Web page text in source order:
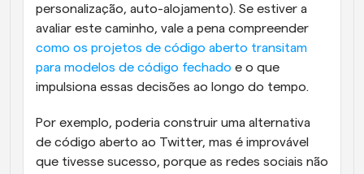
personalização, auto-alojamento). Se estiver a
como os projetos de código aberto transitam
para modelos de código fechado e o que
impulsiona essas decisões ao longo do tempo.
Por exemplo, poderia construir uma alternativa
de código aberto ao Twitter, mas é improvável
que tivesse sucesso, porque as redes sociais não